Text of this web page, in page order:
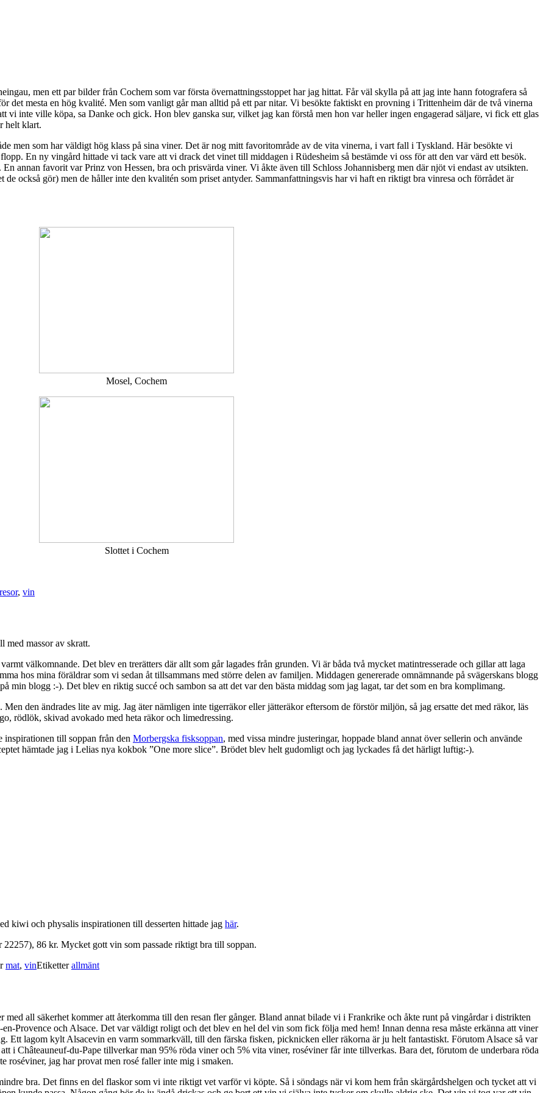
men ett par bilder från Cochem som var första övernattningsstoppet har jag hittat. Får väl skylla på att jag inte hann fotografera så
det mesta en hög kvalité. Men som vanligt går man alltid på ett par nitar. Vi besökte faktiskt en provning i Trittenheim där de två vinerna
vi inte ville köpa, sa Danke och gick. Hon blev ganska sur, vilket jag kan förstå men hon var heller ingen engagerad säljare, vi fick ett glas
helt klart.
men som har väldigt hög klass på sina viner. Det är nog mitt favoritområde av de vita vinerna, i vart fall i Tyskland. Här besökte vi
En ny vingård hittade vi tack vare att vi drack det vinet till middagen i Rüdesheim så bestämde vi oss för att den var värd ett besök.
annan favorit var Prinz von Hessen, bra och prisvärda viner. Vi åkte även till Schloss Johannisberg men där njöt vi endast av utsikten.
också gör) men de håller inte den kvalitén som priset antyder. Sammanfattningsvis har vi haft en riktigt bra vinresa och förrådet är
Mosel, Cochem
Slottet i Cochem
resor, vin
massor av skratt.
välkomnande. Det blev en trerätters där allt som går lagades från grunden. Vi är båda två mycket matintresserade och gillar att laga
hos mina föräldrar som vi sedan åt tillsammans med större delen av familjen. Middagen genererade omnämnande på svägerskans blogg
min blogg :-). Det blev en riktig succé och sambon sa att det var den bästa middag som jag lagat, tar det som en bra komplimang.
den ändrades lite av mig. Jag äter nämligen inte tigerräkor eller jätteräkor eftersom de förstör miljön, så jag ersatte det med räkor, läs
rödlök, skivad avokado med heta räkor och limedressing.
inspirationen till soppan från den Morbergska fisksoppan, med vissa mindre justeringar, hoppade bland annat över sellerin och använde
hämtade jag i Lelias nya kokbok ”One more slice”. Brödet blev helt gudomligt och jag lyckades få det härligt luftig:-).
kiwi och physalis inspirationen till desserten hittade jag här.
86 kr. Mycket gott vin som passade riktigt bra till soppan.
mat, vinEtiketterallmänt
med all säkerhet kommer att återkomma till den resan fler gånger. Bland annat bilade vi i Frankrike och åkte runt på vingårdar i distrikten
Provence och Alsace. Det var väldigt roligt och det blev en hel del vin som fick följa med hem! Innan denna resa måste erkänna att viner
Ett lagom kylt Alsacevin en varm sommarkväll, till den färska fisken, picknicken eller räkorna är ju helt fantastiskt. Förutom Alsace så var
i Châteauneuf-du-Pape tillverkar man 95% röda viner och 5% vita viner, roséviner får inte tillverkas. Bara det, förutom de underbara röda
roséviner, jag har provat men rosé faller inte mig i smaken.
bra. Det finns en del flaskor som vi inte riktigt vet varför vi köpte. Så i söndags när vi kom hem från skärgårdshelgen och tycket att vi